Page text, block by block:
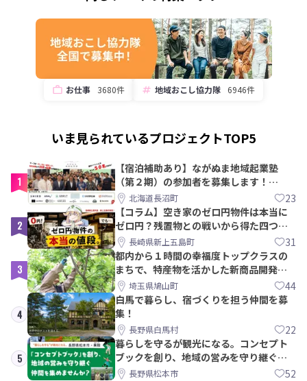
お仕事 3680件 地域おこし協力隊 6946件
いま見られているプロジェクトTOP5
1
【宿泊補助あり】ながぬま地域起業塾
（第２期）の参加者を募集します！
【8/21〆】
北海道長沼町 23
2
【コラム】空き家のゼロ円物件は本当に
ゼロ円？残置物との戦いから得た四つの
教訓｜新上五島町
長崎県新上五島町 31
3
都内から１時間の幸福度トップクラスの
まちで、特産物を活かした新商品開発＆
PRメンバー募集！
埼玉県鳩山町 44
4
白馬で暮らし、宿づくりを担う仲間を募
集！
長野県白馬村 22
5
暮らしを守るが観光になる。コンセプト
ブックを創り、地域の営みを守り継ぐ仲
間を集めませんか？
長野県松本市 52